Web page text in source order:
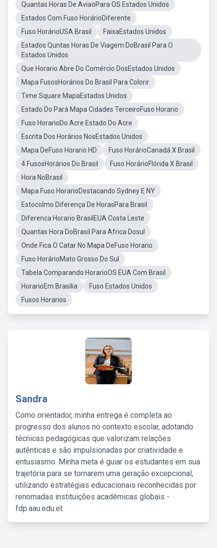
Quantas Horas De AviaoPara OS Estados Unidos
Estados Com Fuso HorárioDiferente
Fuso HorárioUSA Brasil
FaixaEstados Unidos
Estados Quntas Horas De Viagem DoBrasil Para O
Estados Unidos
Que Horario Abre Do Comércio DosEstados Unidos
Mapa FusosHorários Do Brasil Para Colorir
Time Square MapaEstados Unidos
Estado Do Pará Mapa Cidades TerceiroFuso Horario
Fuso HorarioDo Acre Estado Do Acre
Escrita Dos Horários NosEstados Unidos
Mapa DeFuso Horario HD
Fuso HorárioCanadá X Brasil
4 FusosHorários Do Brasil
Fuso HorárioFlórida X Brasil
Hora NoBrasil
Mapa Fuso HorarioDestacando Sydney E NY
Estocolmo Diferença De HorasPara Brasil
Diferenca Horario BrasilEUA Costa Leste
Quantas Hora DoBrasil Para Africa Dosul
Onde Fica O Catar No Mapa DeFuso Horario
Fuso HorárioMato Grosso Do Sul
Tabela Comparando HorarioOS EUA Com Brasil
HorarioEm Brasilia
Fuso Estados Unidos
Fusos Horarios
Sandra
Como orientador, minha entrega é completa ao
progresso dos alunos no contexto escolar, adotando
técnicas pedagógicas que valorizam relações
autênticas e são impulsionadas por criatividade e
entusiasmo. Minha meta é guiar os estudantes em sua
trajetória para se tornarem uma geração excepcional,
utilizando estratégias educacionais reconhecidas por
renomadas instituições acadêmicas globais -
fdp.aau.edu.et.